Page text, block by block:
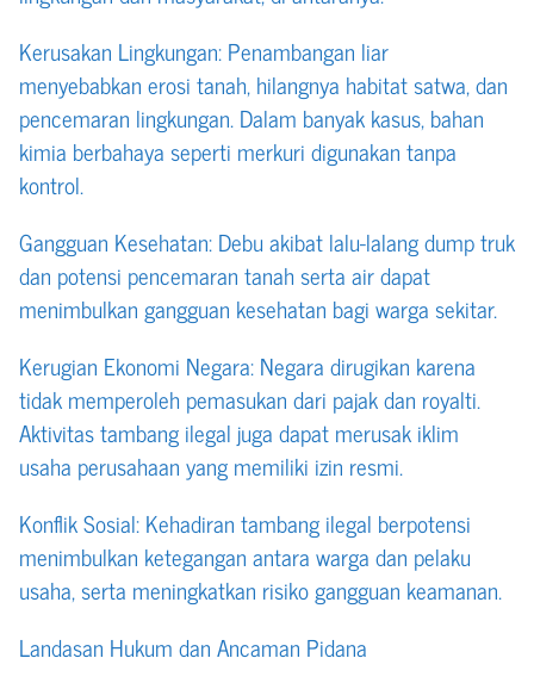
Kerusakan Lingkungan: Penambangan liar
menyebabkan erosi tanah, hilangnya habitat satwa, dan
pencemaran lingkungan. Dalam banyak kasus, bahan
kimia berbahaya seperti merkuri digunakan tanpa
kontrol.
Gangguan Kesehatan: Debu akibat lalu-lalang dump truk
dan potensi pencemaran tanah serta air dapat
menimbulkan gangguan kesehatan bagi warga sekitar.
Kerugian Ekonomi Negara: Negara dirugikan karena
tidak memperoleh pemasukan dari pajak dan royalti.
Aktivitas tambang ilegal juga dapat merusak iklim
usaha perusahaan yang memiliki izin resmi.
Konflik Sosial: Kehadiran tambang ilegal berpotensi
menimbulkan ketegangan antara warga dan pelaku
usaha, serta meningkatkan risiko gangguan keamanan.
Landasan Hukum dan Ancaman Pidana